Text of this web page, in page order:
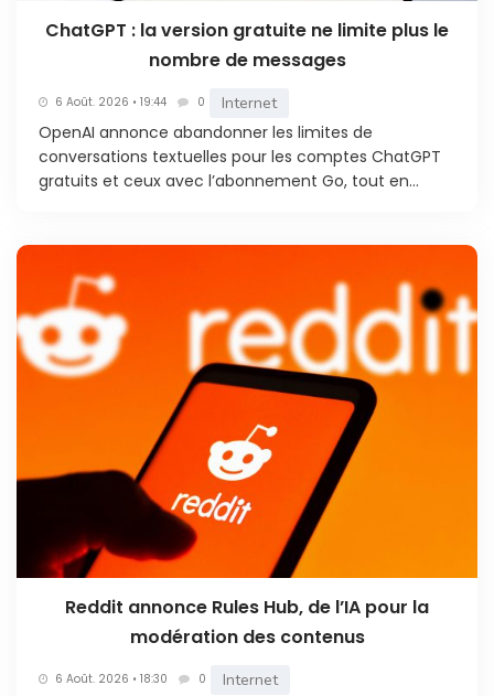
ChatGPT : la version gratuite ne limite plus le
nombre de messages
6 Août. 2026 • 19:44 0 Internet
OpenAI annonce abandonner les limites de
conversations textuelles pour les comptes ChatGPT
gratuits et ceux avec l’abonnement Go, tout en...
Reddit annonce Rules Hub, de l’IA pour la
modération des contenus
6 Août. 2026 • 18:30 0 Internet